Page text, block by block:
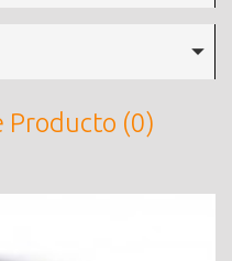
Producto (0)